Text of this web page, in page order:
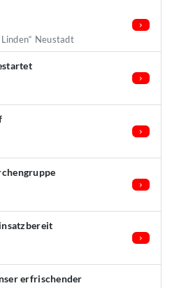
Neustadt
erfrischender